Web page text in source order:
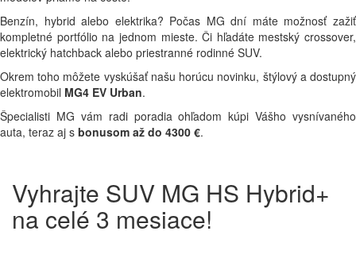
Benzín, hybrid alebo elektrika? Počas MG dní máte možnosť zažiť
kompletné portfólio na jednom mieste. Či hľadáte mestský crossover,
elektrický hatchback alebo priestranné rodinné SUV.
Okrem toho môžete vyskúšať našu horúcu novinku, štýlový a dostupný
elektromobil MG4 EV Urban.
Špecialisti MG vám radi poradia ohľadom kúpi Vášho vysnívaného
auta, teraz aj s bonusom až do 4300 €.
Vyhrajte SUV MG HS Hybrid+
na celé 3 mesiace!